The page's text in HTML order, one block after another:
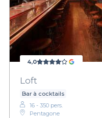
4,0
Loft
Bar à cocktails
16 - 350 pers.
Pentagone